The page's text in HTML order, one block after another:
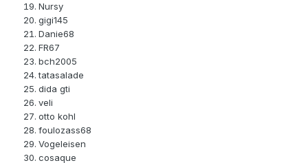
Nursy
gigi145
Danie68
FR67
bch2005
tatasalade
dida gti
veli
otto kohl
foulozass68
Vogeleisen
cosaque